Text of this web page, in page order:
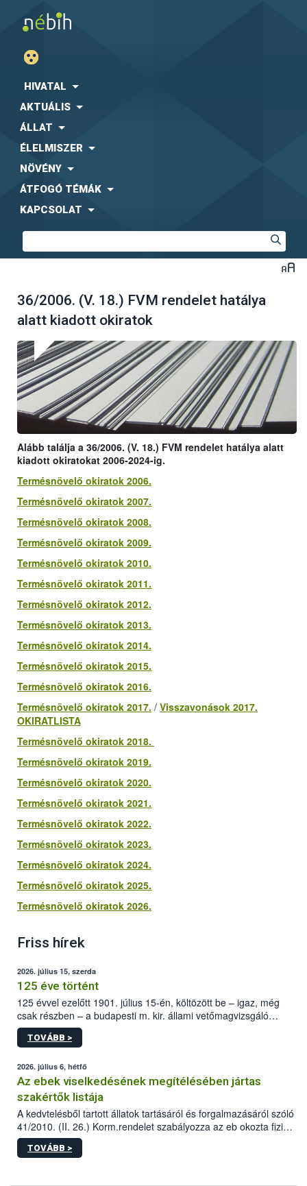
HIVATAL
AKTUÁLIS
ÁLLAT
ÉLELMISZER
NÖVÉNY
ÁTFOGÓ TÉMÁK
KAPCSOLAT
36/2006. (V. 18.) FVM rendelet hatálya
alatt kiadott okiratok
Alább találja a 36/2006. (V. 18.) FVM rendelet hatálya alatt
kiadott okiratokat 2006-2024-ig.
Termésnövelő okiratok 2006.
Termésnövelő okiratok 2007.
Termésnövelő okiratok 2008.
Termésnövelő okiratok 2009.
Termésnövelő okiratok 2010.
Termésnövelő okiratok 2011.
Termésnövelő okiratok 2012.
Termésnövelő okiratok 2013.
Termésnövelő okiratok 2014.
Termésnövelő okiratok 2015.
Termésnövelő okiratok 2016.
Termésnövelő okiratok 2017. / Visszavonások 2017.
OKIRATLISTA
Termésnövelő okiratok 2018.
Termésnövelő okiratok 2019.
Termésnövelő okiratok 2020.
Termésnövelő okiratok 2021.
Termésnövelő okiratok 2022.
Termésnövelő okiratok 2023.
Termésnövelő okiratok 2024.
Termésnövelő okiratok 2025.
Termésnövelő okiratok 2026.
Friss hírek
2026. július 15, szerda
125 éve történt
125 évvel ezelőtt 1901. július 15-én, költözött be – igaz, még
csak részben – a budapesti m. kir. állami vetőmagvizsgáló
állomás a Kis Rókus utca 15. szám alatti, Czigler Győző által
tervezett új épületébe.
TOVÁBB >
2026. július 6, hétfő
Az ebek viselkedésének megítélésében jártas
szakértők listája
A kedvtelésből tartott állatok tartásáról és forgalmazásáról szóló
41/2010. (II. 26.) Korm.rendelet szabályozza az eb okozta fizikai
sérülés, illetve ennek veszélye keletkezésekor felmerülő
hatósági feladatokat, valamint a veszélyes eb tartását és annak
TOVÁBB >